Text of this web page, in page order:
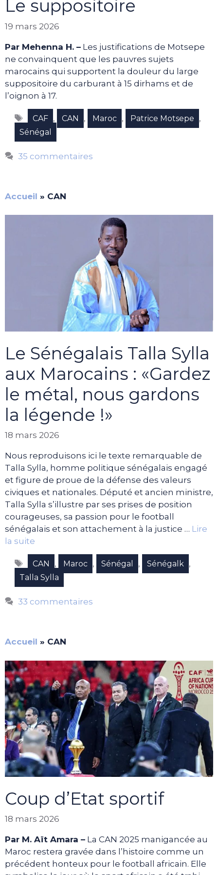
Le suppositoire
19 mars 2026
Par Mehenna H. – Les justifications de Motsepe
ne convainquent que les pauvres sujets
marocains qui supportent la douleur du large
suppositoire du carburant à 15 dirhams et de
l’oignon à 17.
Étiquettes
CAF , CAN , Maroc , Patrice Motsepe ,
Sénégal
35 commentaires
Accueil » CAN
Le Sénégalais Talla Sylla
aux Marocains : «Gardez
le métal, nous gardons
la légende !»
18 mars 2026
Nous reproduisons ici le texte remarquable de
Talla Sylla, homme politique sénégalais engagé
et figure de proue de la défense des valeurs
civiques et nationales. Député et ancien ministre,
Talla Sylla s’illustre par ses prises de position
courageuses, sa passion pour le football
sénégalais et son attachement à la justice … Lire
la suite
Étiquettes
CAN , Maroc , Sénégal , Sénégalk ,
Talla Sylla
33 commentaires
Accueil » CAN
Coup d’Etat sportif
18 mars 2026
Par M. Aït Amara – La CAN 2025 manigancée au
Maroc restera gravée dans l’histoire comme un
précédent honteux pour le football africain. Elle